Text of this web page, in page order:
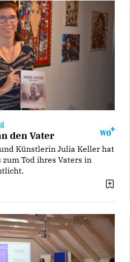
den Vater
Künstlerin Julia Keller hat
Tod ihres Vaters in